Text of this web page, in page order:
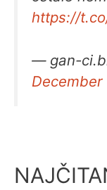
https://
— gan-